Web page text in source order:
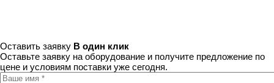
Оставить заявку В один клик
Оставьте заявку на оборудование и получите предложение по
цене и условиям поставки уже сегодня.
Ваше имя*